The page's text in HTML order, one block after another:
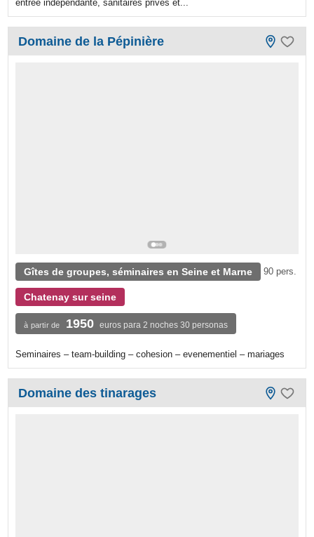
entrée indépendante, sanitaires privés et...
Domaine de la Pépinière
Gîtes de groupes, séminaires en Seine et Marne 90 pers.
Chatenay sur seine
à partir de 1950 euros para 2 noches 30 personas
Seminaires – team-building – cohesion – evenementiel – mariages
Domaine des tinarages